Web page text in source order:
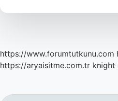
Kaç
https://www.forumtutkunu.com
https://aryaisitme.com.tr knight